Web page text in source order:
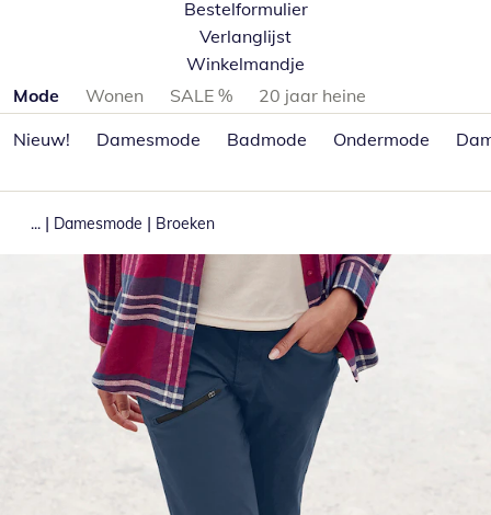
Bestelformulier
Verlanglijst
Winkelmandje
Productcategorieën overslaan
Mode Wonen SALE %
20 jaar heine
Nieuw!
Damesmode Badmode Ondermode
... | Damesmode | Broeken